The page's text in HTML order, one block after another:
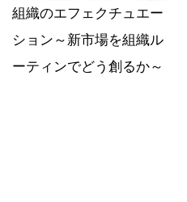
組織のエフェクチュエー
ション～新市場を組織ル
ーティンでどう創るか～